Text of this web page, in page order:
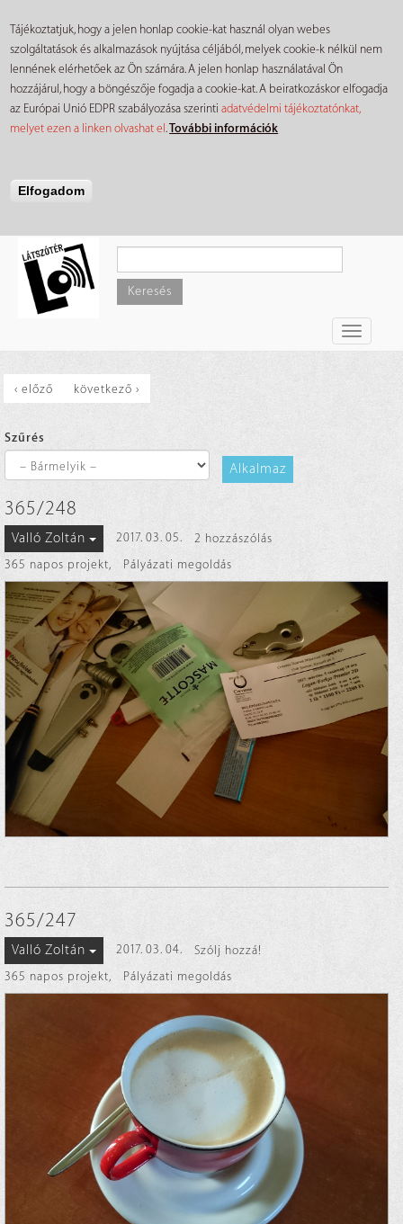
Tájékoztatjuk, hogy a jelen honlap cookie-kat használ olyan webes
szolgáltatások és alkalmazások nyújtása céljából, melyek cookie-k nélkül nem
lennének elérhetőek az Ön számára. A jelen honlap használatával Ön
hozzájárul, hogy a böngészője fogadja a cookie-kat. A beiratkozáskor elfogadja
az Európai Unió EDPR szabályozása szerintiadatvédelmi tájékoztatónkat,
melyet ezen a linken olvashat el.További információk
Elfogadom
tartalomra
Keresés
Toggle
‹ előző következő ›
Szűrés
Alkalmaz
365/248
Valló Zoltán 2017. 03. 05.
2 hozzászólás
365 napos projekt, Pályázati megoldás
365/247
Valló Zoltán 2017. 03. 04.
Szólj hozzá!
365 napos projekt, Pályázati megoldás